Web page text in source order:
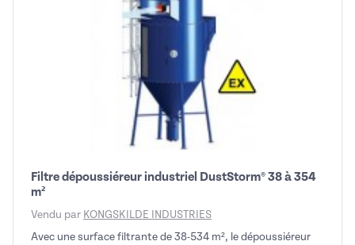
Filtre dépoussiéreur industriel DustStorm® 38 à 354
m²
Vendu par KONGSKILDE INDUSTRIES
Avec une surface filtrante de 38-534 m², le dépoussiéreur